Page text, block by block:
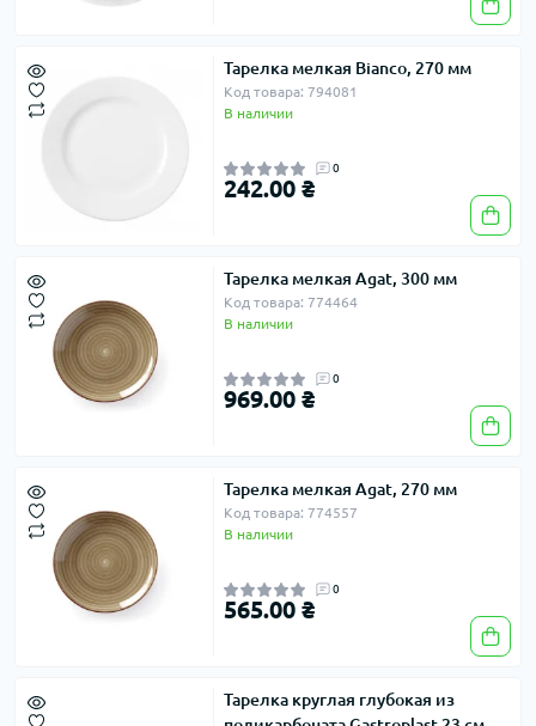
Тарелка мелкая Bianco, 270 мм
Код товара: 794081
В наличии
0
242.00 ₴
Тарелка мелкая Agat, 300 мм
Код товара: 774464
В наличии
0
969.00 ₴
Тарелка мелкая Agat, 270 мм
Код товара: 774557
В наличии
0
565.00 ₴
Тарелка круглая глубокая из